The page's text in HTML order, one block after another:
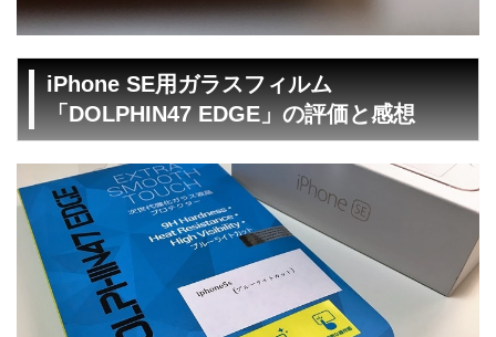
iPhone SE用ガラスフィルム
「DOLPHIN47 EDGE」の評価と感想